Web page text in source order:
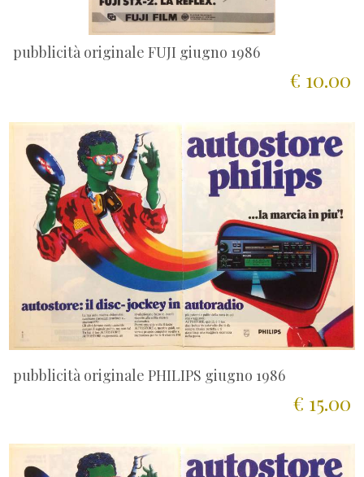
pubblicità originale FUJI giugno 1986
€ 10.00
pubblicità originale PHILIPS giugno 1986
€ 15.00